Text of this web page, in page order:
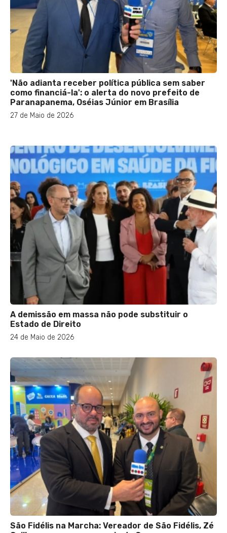
'Não adianta receber política pública sem saber
como financiá-la': o alerta do novo prefeito de
Paranapanema, Oséias Júnior em Brasília
27 de Maio de 2026
A demissão em massa não pode substituir o
Estado de Direito
24 de Maio de 2026
São Fidélis na Marcha: Vereador de São Fidélis, Zé